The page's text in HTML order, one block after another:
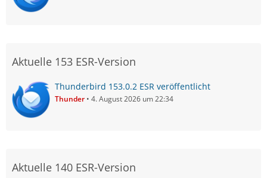
Aktuelle 153 ESR-Version
Thunderbird 153.0.2 ESR veröffentlicht
Thunder 4. August 2026 um 22:34
Aktuelle 140 ESR-Version